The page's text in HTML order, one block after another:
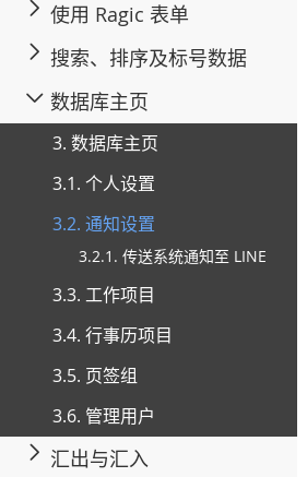
使用 Ragic 表单
搜索、排序及标号数据
数据库主页
3. 数据库主页
3.1. 个人设置
3.2. 通知设置
3.2.1. 传送系统通知至 LINE
3.3. 工作项目
3.4. 行事历项目
3.5. 页签组
3.6. 管理用户
汇出与汇入